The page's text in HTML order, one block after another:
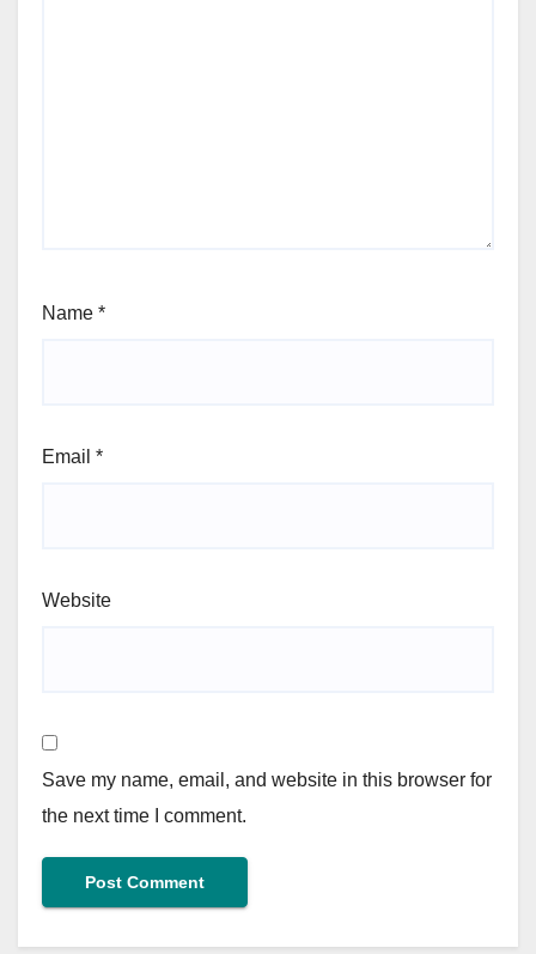
Name *
Email *
Website
Save my name, email, and website in this browser for
the next time I comment.